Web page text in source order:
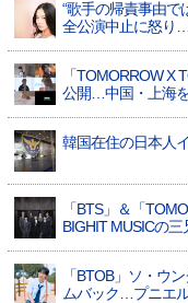
“歌手の帰責事由で
全公演中止に怒り
「TOMORROW X
公開…中国・上海
韓国在住の日本人
「BTS」＆「
BIGHIT MUSICの
「BTOB」ソ・ウ
ムバック…プニエ